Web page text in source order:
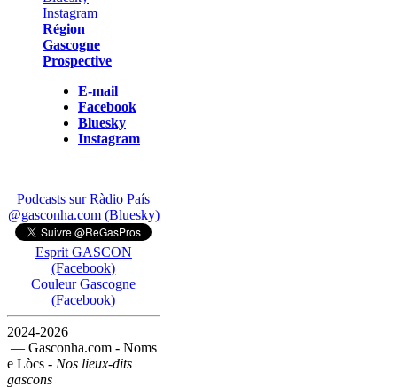
Région
Gascogne
Prospective
E-mail
Facebook
Bluesky
Instagram
Podcasts sur Ràdio País
@gasconha.com (Bluesky)
Esprit GASCON
(Facebook)
Couleur Gascogne
(Facebook)
2024-2026
— Gasconha.com - Noms
e Lòcs - Nos lieux-dits
gascons